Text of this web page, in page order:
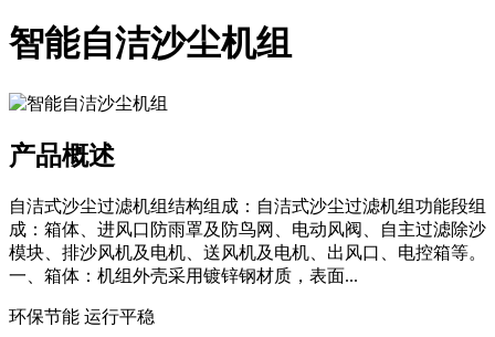
智能自洁沙尘机组
产品概述
自洁式沙尘过滤机组结构组成：自洁式沙尘过滤机组功能段组
成：箱体、进风口防雨罩及防鸟网、电动风阀、自主过滤除沙
模块、排沙风机及电机、送风机及电机、出风口、电控箱等。
一、箱体：机组外壳采用镀锌钢材质，表面...
环保节能 运行平稳